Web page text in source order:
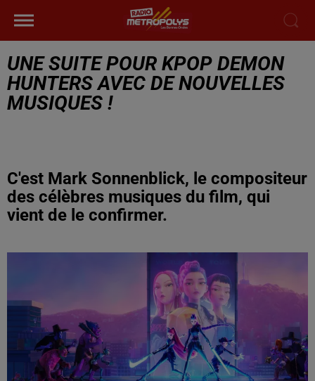
UNE SUITE POUR KPOP DEMON
HUNTERS AVEC DE NOUVELLES
MUSIQUES !
C'est Mark Sonnenblick, le compositeur
des célèbres musiques du film, qui
vient de le confirmer.